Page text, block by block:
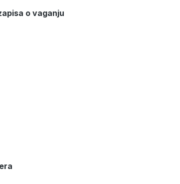
o vaganju